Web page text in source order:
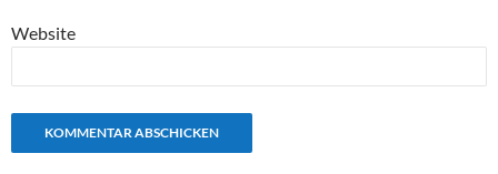
Website